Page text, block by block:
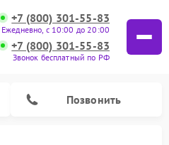
+7 (800) 301-55-83
Ежедневно, с 10:00 до 20:00
+7 (800) 301-55-83
Звонок бесплатный по РФ
Позвонить